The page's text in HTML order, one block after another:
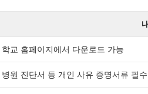
학교 홈페이지에서 다운로드 가능
병원 진단서 등 개인 사유 증명서류 필